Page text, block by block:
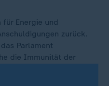
Energie und
zurück.
Parlament
die Immunität der
Festnahme zu
Parlament darüber